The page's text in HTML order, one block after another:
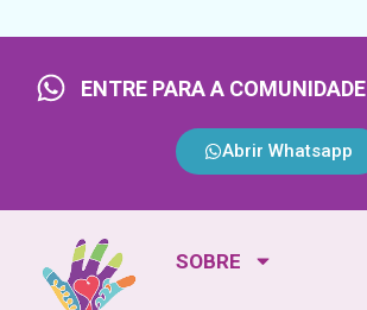
ENTRE PARA A COMUNIDADE
Abrir Whatsapp
SOBRE